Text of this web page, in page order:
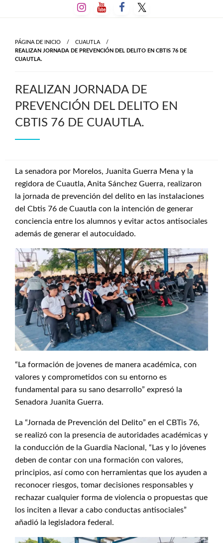
al
PÁGINA DE INICIO
CUAUTLA
REALIZAN JORNADA DE PREVENCIÓN DEL DELITO EN CBTIS 76 DE
CUAUTLA.
REALIZAN JORNADA DE
PREVENCIÓN DEL DELITO EN
CBTIS 76 DE CUAUTLA.
La senadora por Morelos, Juanita Guerra Mena y la
regidora de Cuautla, Anita Sánchez Guerra, realizaron
la jornada de prevención del delito en las instalaciones
del Cbtis 76 de Cuautla con la intención de generar
conciencia entre los alumnos y evitar actos antisociales
además de generar el autocuidado.
“La formación de jovenes de manera académica, con
valores y comprometidos con su entorno es
fundamental para su sano desarrollo” expresó la
Senadora Juanita Guerra.
La “Jornada de Prevención del Delito” en el CBTis 76,
se realizó con la presencia de autoridades académicas y
la conducción de la Guardia Nacional, “Las y lo jóvenes
deben de contar con una formación con valores,
principios, así como con herramientas que los ayuden a
reconocer riesgos, tomar decisiones responsables y
rechazar cualquier forma de violencia o propuestas que
los inciten a llevar a cabo conductas antisociales”
añadió la legisladora federal.